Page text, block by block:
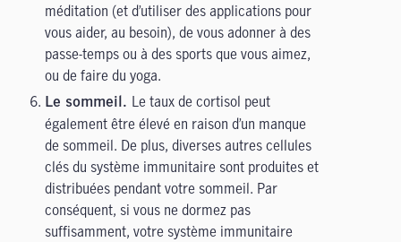
méditation (et d’utiliser des applications pour
vous aider, au besoin), de vous adonner à des
passe-temps ou à des sports que vous aimez,
ou de faire du yoga.
Le sommeil. Le taux de cortisol peut
également être élevé en raison d’un manque
de sommeil. De plus, diverses autres cellules
clés du système immunitaire sont produites et
distribuées pendant votre sommeil. Par
conséquent, si vous ne dormez pas
suffisamment, votre système immunitaire